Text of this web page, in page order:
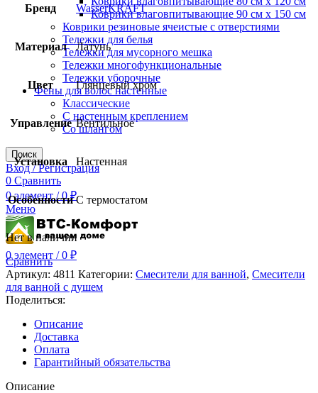
Коврики влаговпитывающие 90 см х 150 см
Коврики резиновые ячеистые с отверстиями
Тележки для белья
Тележки для мусорного мешка
Тележки многофункциональные
Тележки уборочные
Фены для волос настенные
Классические
С настенным креплением
Со шлангом
Поиск
Вход / Регистрация
0 Сравнить
0элемент / 0₽
Меню
0элемент / 0 ₽
Бренд WasserKRAFT
Материал Латунь
Цвет Глянцевый хром
Управление Вентильное
Установка Настенная
Особенности С термостатом
Нет в наличии
Сравнить
Артикул: 4811 Категории: Смесители для ванной, Смесители
для ванной с душем
Поделиться:
Описание
Доставка
Оплата
Гарантийный обязательства
Описание